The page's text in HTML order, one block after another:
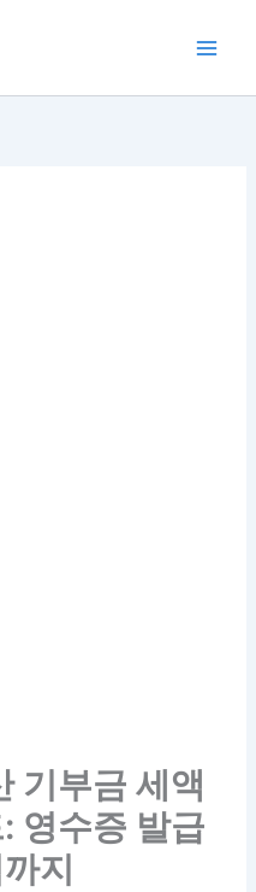
기부금 세액
영수증 발급
지